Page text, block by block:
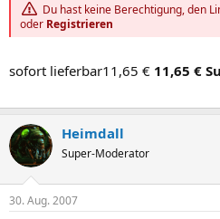
Du hast keine Berechtigung, den
oder Registrieren
sofort lieferbar11,65 € 11,65 €
Heimdall
Super-Moderator
30. Aug. 2007